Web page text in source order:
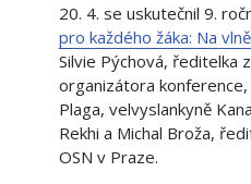
20. 4. se uskutečnil 9.
pro každého žáka: Na
Silvie Pýchová, ředitelka
organizátora
Plaga, velvyslankyně
Rekhi a Michal Broža,
OSN v Praze.